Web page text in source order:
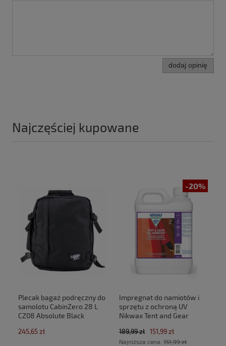
dodaj opinię
Najczęściej kupowane
Plecak bagaż podręczny do
samolotu CabinZero 28 L
CZ08 Absolute Black
Air)
245,65 zł
-20%
Impregnat do namiotów i
sprzętu z ochroną UV
Nikwax Tent and Gear
189,99 zł 151,99 zł
Najniższa cena: 151,99 zł